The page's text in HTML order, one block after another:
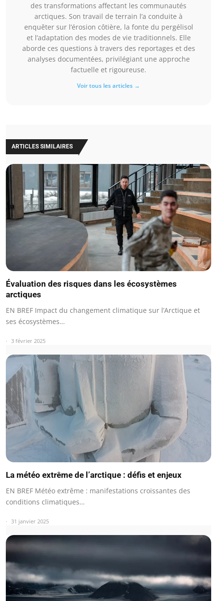
des transformations affectant les communautés
arctiques. Son travail de terrain l’a conduite à
enquêter sur l’érosion côtière, la fonte du pergélisol
et l’adaptation des modes de vie traditionnels. Elle
aborde ces questions à travers des reportages et des
analyses documentées, privilégiant une approche
factuelle et rigoureuse.
Voir tous les articles →
ARTICLES SIMILAIRES
Évaluation des risques dans les écosystèmes
arctiques
EN BREF Impact du changement climatique sur l’Arctique et
ses écosystèmes…
3 février 2025
La météo extrême de l’arctique : défis et enjeux
EN BREF Météo extrême : manifestations croissantes des
conditions climatiques…
31 janvier 2025